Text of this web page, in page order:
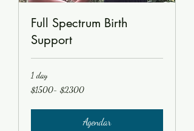
Full Spectrum Birth
Support
1 day
$1500-
$2300
$1500- $2300
Agendar